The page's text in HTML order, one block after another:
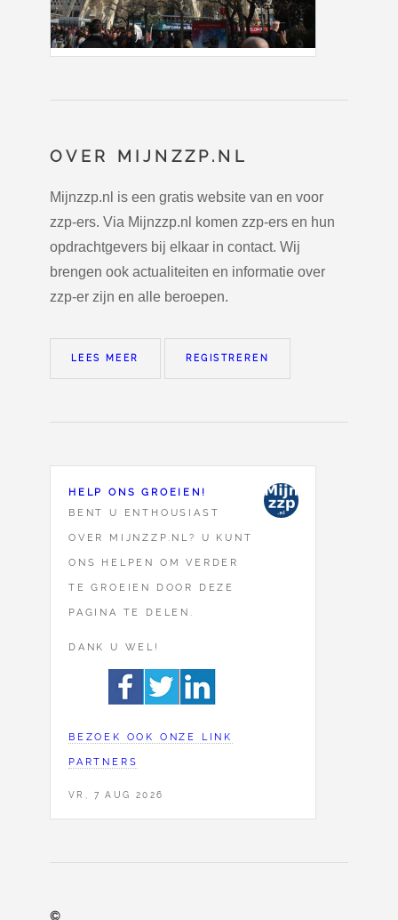
OVER MIJNZZP.NL
Mijnzzp.nl is een gratis website van en voor
zzp-ers. Via Mijnzzp.nl komen zzp-ers en hun
opdrachtgevers bij elkaar in contact. Wij
brengen ook actualiteiten en informatie over
zzp-er zijn en alle beroepen.
LEES MEER REGISTREREN
HELP ONS GROEIEN!
BENT U ENTHOUSIAST
OVER MIJNZZP.NL? U KUNT
ONS HELPEN OM VERDER
TE GROEIEN DOOR DEZE
PAGINA TE DELEN.
DANK U WEL!
BEZOEK OOK ONZE LINK
PARTNERS
VR, 7 AUG 2026
©